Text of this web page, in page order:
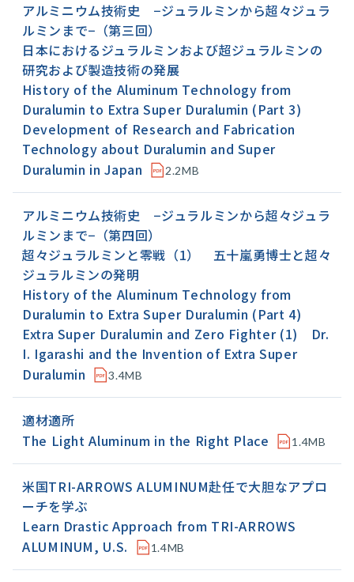
アルミニウム技術史 −ジュラルミンから超々ジュラ
ルミンまで−（第三回）
日本におけるジュラルミンおよび超ジュラルミンの
研究および製造技術の発展
History of the Aluminum Technology from
Duralumin to Extra Super Duralumin (Part 3)
Development of Research and Fabrication
Technology about Duralumin and Super
Duralumin in Japan
2.2MB
アルミニウム技術史 −ジュラルミンから超々ジュラ
ルミンまで−（第四回）
超々ジュラルミンと零戦（1） 五十嵐勇博士と超々
ジュラルミンの発明
History of the Aluminum Technology from
Duralumin to Extra Super Duralumin (Part 4)
Extra Super Duralumin and Zero Fighter (1) Dr.
I. Igarashi and the Invention of Extra Super
Duralumin
3.4MB
適材適所
The Light Aluminum in the Right Place
1.4MB
米国TRI-ARROWS ALUMINUM赴任で大胆なアプロ
ーチを学ぶ
Learn Drastic Approach from TRI-ARROWS
ALUMINUM, U.S.
1.4MB